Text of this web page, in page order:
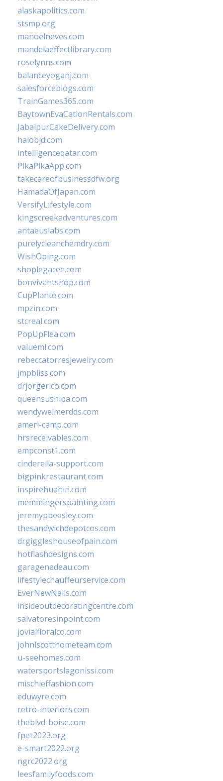
alaskapolitics.com
stsmp.org
manoelneves.com
mandelaeffectlibrary.com
roselynns.com
balanceyoganj.com
salesforceblogs.com
TrainGames365.com
BaytownEvaCationRentals.com
JabalpurCakeDelivery.com
halobjd.com
intelligenceqatar.com
PikaPikaApp.com
takecareofbusinessdfw.org
HamadaOfJapan.com
VersifyLifestyle.com
kingscreekadventures.com
antaeuslabs.com
purelycleanchemdry.com
WishOping.com
shoplegacee.com
bonvivantshop.com
CupPlante.com
mpzin.com
stcreal.com
PopUpFlea.com
valueml.com
rebeccatorresjewelry.com
jmpbliss.com
drjorgerico.com
queensushipa.com
wendyweimerdds.com
ameri-camp.com
hrsreceivables.com
empconst1.com
cinderella-support.com
bigpinkrestaurant.com
inspirehuahin.com
memmingerspainting.com
jeremypbeasley.com
thesandwichdepotcos.com
drgiggleshouseofpain.com
hotflashdesigns.com
garagenadeau.com
lifestylechauffeurservice.com
EverNewNails.com
insideoutdecoratingcentre.com
salvatoresinpoint.com
jovialfloralco.com
johnlscotthometeam.com
u-seehomes.com
watersportslagonissi.com
mischieffashion.com
eduwyre.com
retro-interiors.com
theblvd-boise.com
fpet2023.org
e-smart2022.org
ngrc2022.org
leesfamilyfoods.com